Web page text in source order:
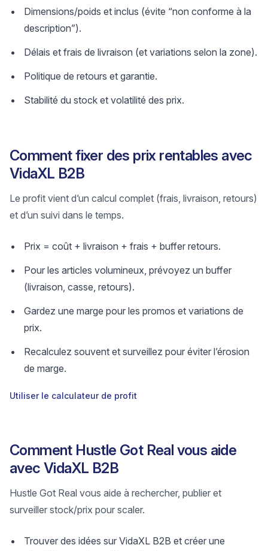
Dimensions/poids et inclus (évite “non conforme à la
description”).
Délais et frais de livraison (et variations selon la zone).
Politique de retours et garantie.
Stabilité du stock et volatilité des prix.
Comment fixer des prix rentables avec
VidaXL B2B
Le profit vient d’un calcul complet (frais, livraison, retours)
et d’un suivi dans le temps.
Prix = coût + livraison + frais + buffer retours.
Pour les articles volumineux, prévoyez un buffer
(livraison, casse, retours).
Gardez une marge pour les promos et variations de
prix.
Recalculez souvent et surveillez pour éviter l’érosion
de marge.
Utiliser le calculateur de profit
Comment Hustle Got Real vous aide
avec VidaXL B2B
Hustle Got Real vous aide à rechercher, publier et
surveiller stock/prix pour scaler.
Trouver des idées sur VidaXL B2B et créer une